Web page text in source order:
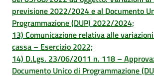
previsione 2022/2024 e al Documento
Programmazione (DUP) 2022/2024;
13) Comunicazione relativa alle
cassa – Esercizio 2022;
14) D.Lgs. 23/06/2011 n. 118 –
Documento Unico di Programmazione